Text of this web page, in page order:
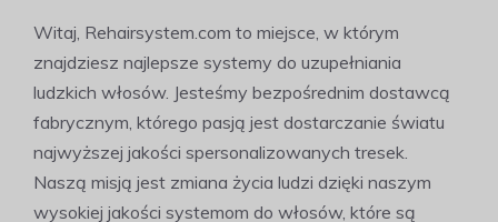
Witaj, Rehairsystem.com to miejsce, w którym
znajdziesz najlepsze systemy do uzupełniania
ludzkich włosów. Jesteśmy bezpośrednim dostawcą
fabrycznym, którego pasją jest dostarczanie światu
najwyższej jakości spersonalizowanych tresek.
Naszą misją jest zmiana życia ludzi dzięki naszym
wysokiej jakości systemom do włosów, które są